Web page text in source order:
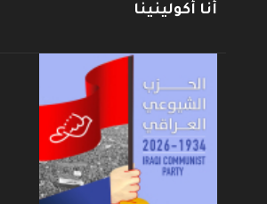
أنا أكولينينا